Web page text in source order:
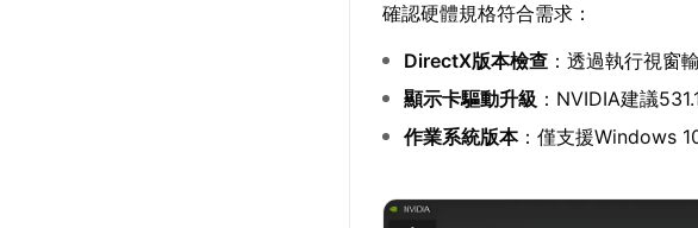
確認硬體規格符合需求：
DirectX版本檢查 ：透過執行視窗
顯示卡驅動升級 ：NVIDIA建議
作業系統版本：僅支援Windows